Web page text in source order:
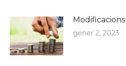
gener 2, 2023